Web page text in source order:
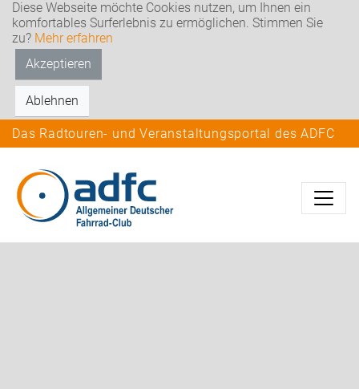
Diese Webseite möchte Cookies nutzen, um Ihnen ein
komfortables Surferlebnis zu ermöglichen. Stimmen Sie
zu? Mehr erfahren
Akzeptieren
Ablehnen
Das Radtouren- und Veranstaltungsportal des ADFC